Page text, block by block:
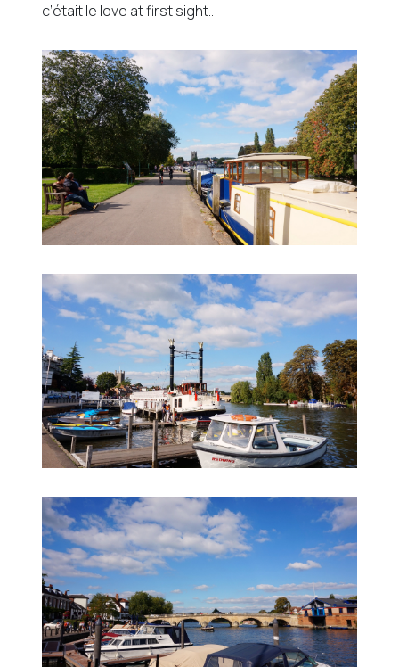
c’était le love at first sight..